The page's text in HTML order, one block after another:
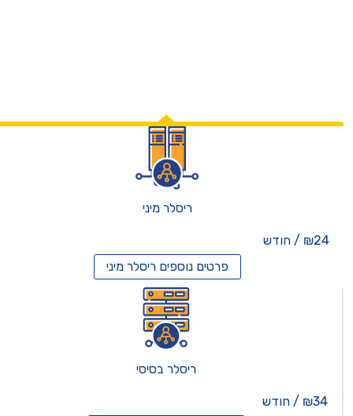
ריסלר מיני
₪24 / חודש
פרטים נוספיםריסלר מיני
ריסלר בסיסי
₪34 / חודש